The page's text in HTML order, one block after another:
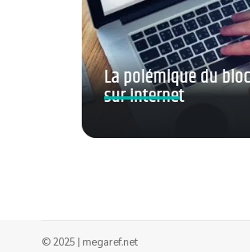
La polémique du
sur internet
© 2025 | megaref.net